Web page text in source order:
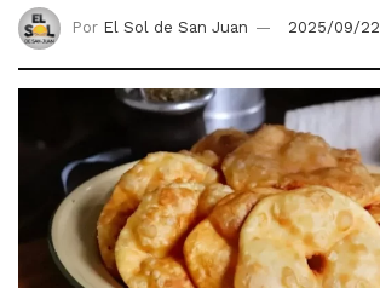
Por El Sol de San Juan 2025/09/22